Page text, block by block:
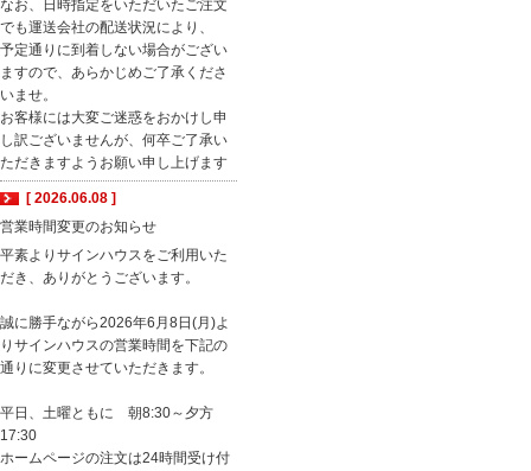
なお、日時指定をいただいたご注文
でも運送会社の配送状況により、
予定通りに到着しない場合がござい
ますので、あらかじめご了承くださ
いませ。
お客様には大変ご迷惑をおかけし申
し訳ございませんが、何卒ご了承い
ただきますようお願い申し上げます
[ 2026.06.08 ]
営業時間変更のお知らせ
平素よりサインハウスをご利用いた
だき、ありがとうございます。
誠に勝手ながら2026年6月8日(月)よ
りサインハウスの営業時間を下記の
通りに変更させていただきます。
平日、土曜ともに 朝8:30～夕方
17:30
ホームページの注文は24時間受け付